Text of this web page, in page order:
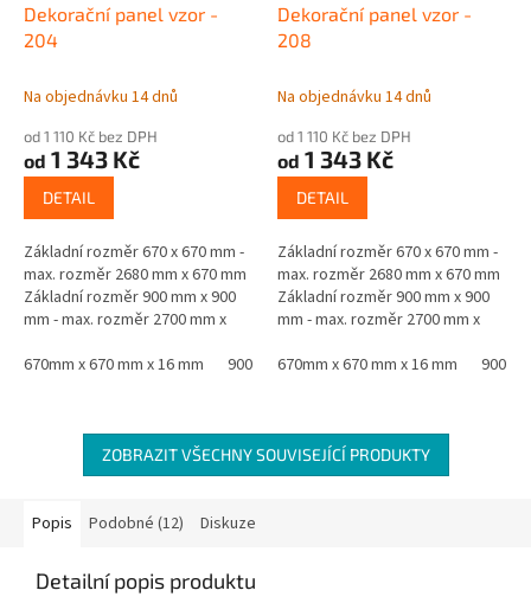
Dekorační panel vzor -
204
Na objednávku 14 dnů
od 1 110 Kč bez DPH
od 1 343 Kč
DETAIL
Základní rozměr 670 x 670 mm -
max. rozměr 2680 mm x 670 mm
Základní rozměr 900 mm x 900
mm - max. rozměr 2700 mm x
MDF oboustranně laminovaná...
670mm x 670 mm x 16 mm 900 mm x 900 mm x 16 mm
Dekorační panel vzor -
208
Na objednávku 14 dnů
od 1 110 Kč bez DPH
od 1 343 Kč
DETAIL
Základní rozměr 670 x 670 mm -
max. rozměr 2680 mm x 670 mm
Základní rozměr 900 mm x 900
mm - max. rozměr 2700 mm x
MDF oboustranně laminovaná...
670mm x 670 mm x 16 mm 900
ZOBRAZIT VŠECHNY SOUVISEJÍCÍ PRODUKTY
Popis Podobné (12) Diskuze
Detailní popis produktu